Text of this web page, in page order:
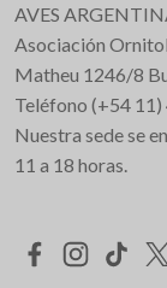
AVES
Asociación
Matheu 1246/8
Teléfono (+54
Nuestra sede se
11 a 18 horas.
Redes Sociales